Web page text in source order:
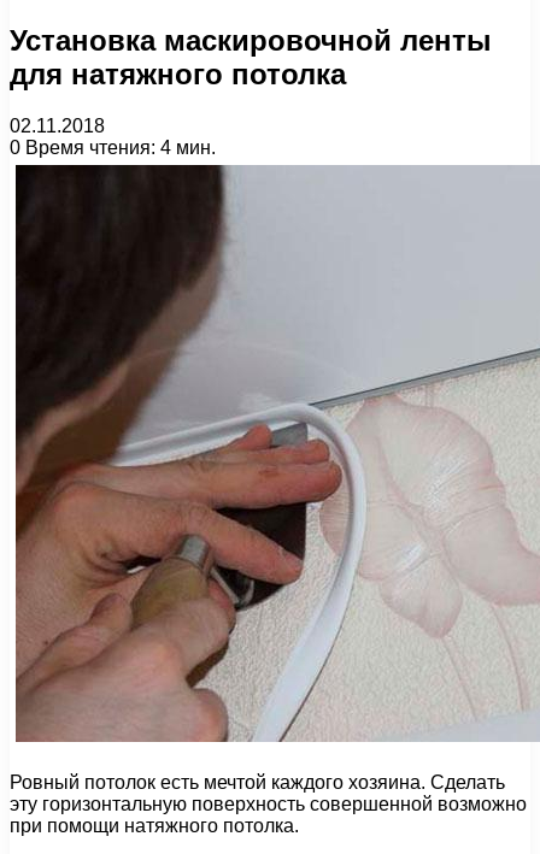
Установка маскировочной ленты
для натяжного потолка
02.11.2018
0 Время чтения: 4 мин.
Ровный потолок есть мечтой каждого хозяина. Сделать
эту горизонтальную поверхность совершенной возможно
при помощи натяжного потолка.